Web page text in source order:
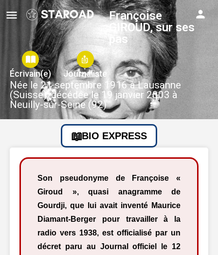
Françoise
GIROUD, sur ses
pas
Écrivain(e) Journaliste
Née le 21 septembre 1916 à Lausanne
(Suisse), décédée le 19 janvier 2003 à
Neuilly-sur-Seine (92)
BIO EXPRESS
Son pseudonyme de Françoise «
Giroud », quasi anagramme de
Gourdji, que lui avait inventé Maurice
Diamant-Berger pour travailler à la
radio vers 1938, est officialisé par un
décret paru au Journal officiel le 12